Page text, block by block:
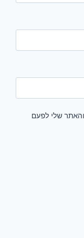
שלי לפעם